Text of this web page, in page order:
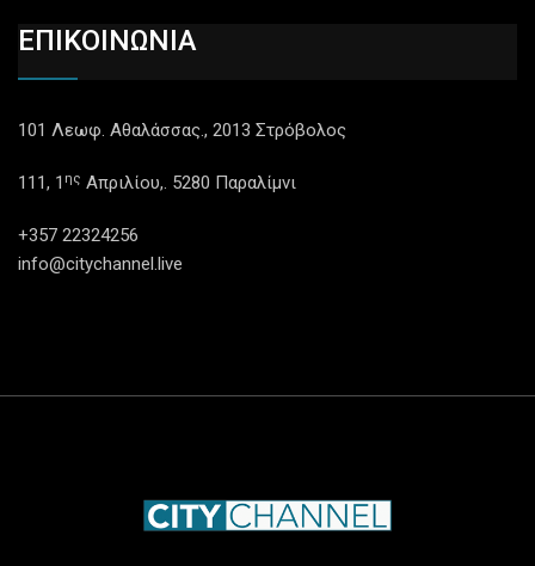
ΕΠΙΚΟΙΝΩΝΙΑ
101 Λεωφ. Αθαλάσσας., 2013 Στρόβολος
111, 1 ης Απριλίου,. 5280 Παραλίμνι
+357 22324256
info@citychannel.live